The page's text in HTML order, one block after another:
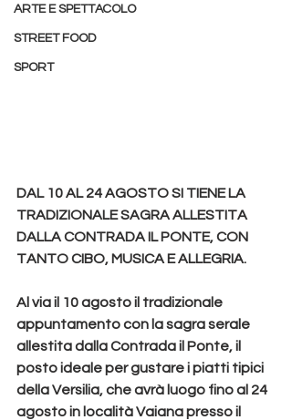
ARTE E SPETTACOLO
STREET FOOD
SPORT
DAL 10 AL 24 AGOSTO SI TIENE LA
TRADIZIONALE SAGRA ALLESTITA
DALLA CONTRADA IL PONTE, CON
TANTO CIBO, MUSICA E ALLEGRIA.
Al via il 10 agosto il tradizionale
appuntamento con la sagra serale
allestita dalla Contrada il Ponte, il
posto ideale per gustare i piatti tipici
della Versilia, che avrà luogo fino al 24
agosto in località Vaiana presso il